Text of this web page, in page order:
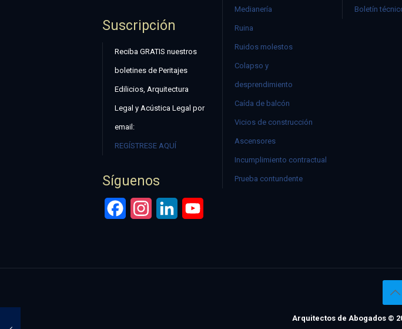
Suscripción
Reciba GRATIS nuestros
boletines de Peritajes
Edilicios, Arquitectura
Legal y Acústica Legal por
email:
REGÍSTRESE AQUÍ
Síguenos
FacebookInstagramLinkedIn
Medianería
Ruina
Ruidos molestos
Colapso y
desprendimiento
Caída de balcón
Vicios de construcción
Ascensores
Incumplimiento contractual
Prueba contundente
Boletín
Arquitectos de Abogados ©